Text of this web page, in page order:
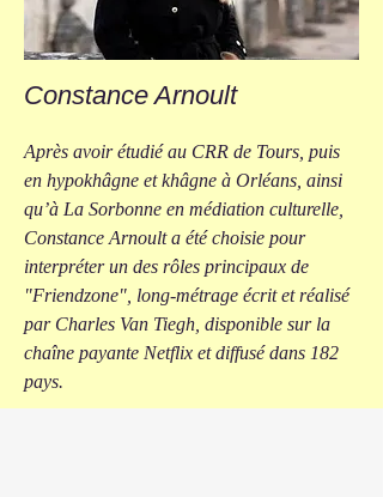
Constance Arnoult
Après avoir étudié au CRR de Tours, puis
en hypokhâgne et khâgne à Orléans, ainsi
qu’à La Sorbonne en médiation culturelle,
Constance Arnoult a été choisie pour
interpréter un des rôles principaux de
"Friendzone", long-métrage écrit et réalisé
par Charles Van Tiegh, disponible sur la
chaîne payante Netflix et diffusé dans 182
pays.